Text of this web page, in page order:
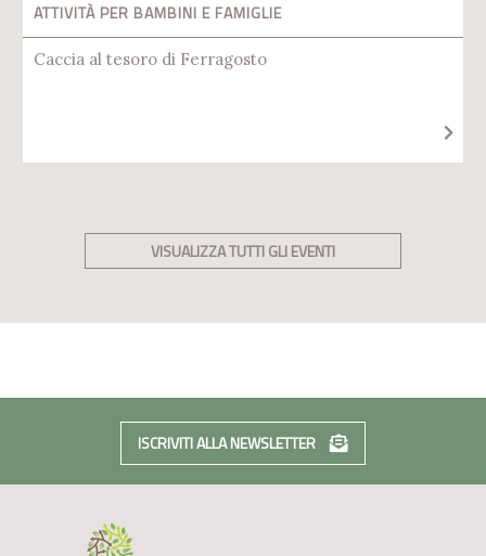
ATTIVITÀ PER BAMBINI E FAMIGLIE
Caccia al tesoro di Ferragosto
VISUALIZZA TUTTI GLI EVENTI
ISCRIVITI ALLA NEWSLETTER